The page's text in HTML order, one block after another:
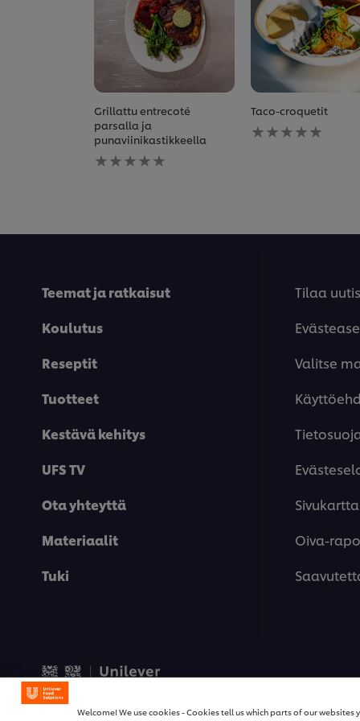
Grillattu entrecoté
parsalla ja
punaviinikastikkeella
Ei
arvioita
Taco-croquetit
Ei
arvioita
Teemat ja ratkaisut
Koulutus
Reseptit
Tuotteet
Kestävä kehitys
UFS TV
Ota yhteyttä
Materiaalit
Tuki
Tilaa
Valitse
Sivukartta
Oiva-
Welcome! We use cookies - Cookies tell us which parts of our